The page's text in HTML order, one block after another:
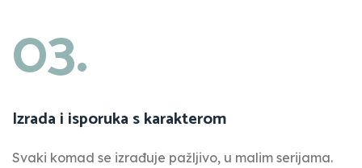
03.
Izrada i isporuka s karakterom
Svaki komad se izrađuje pažljivo, u malim serijama.